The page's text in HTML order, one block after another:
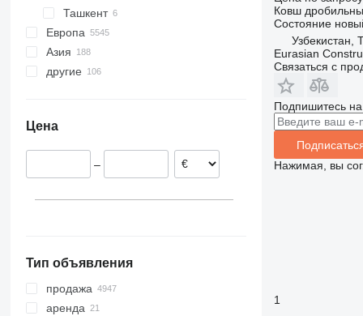
320
321
322
323
329
350
365
374
Ташкент
Европа
Германия
Нидерланды
Великобритания
Италия
Азия
Турция
Азербайджан
другие
Цена
–
Тип объявления
продажа
аренда
Ковш
Состояние
Узбекистан,
Eurasian
Связаться с
Подпишитесь
Нажимая, вы
1